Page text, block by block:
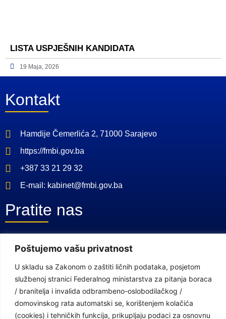
Poštujemo vašu privatnost
U skladu sa Zakonom o zaštiti ličnih podataka, posjetom
službenoj stranici Federalnog ministarstva za pitanja boraca
/ branitelja i invalida odbrambeno-oslobodilačkog /
domovinskog rata automatski se, korištenjem kolačića
(cookies) i tehničkih funkcija, prikupljaju podaci za osnovnu
LISTA USPJEŠNIH KANDIDATA
19 Maja, 2026
Kontakt
Hamdije Čemerlića 2, 71000 Sarajevo
https://fmbi.gov.ba
+387 33 21 29 32
E-mail: kabinet@fmbi.gov.ba
Pratite nas
Facebook Stranica
Linkovi